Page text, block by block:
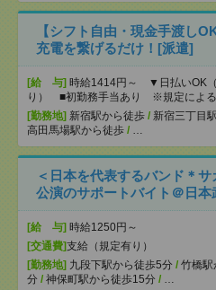
【シフト自由・現金手渡し
充電を繋げるだけ！[派遣]
[給 与] 時給1414円～ ▼日払いOK
り） ■初勤務手当あり ※規定による
[勤務地] 新宿駅から徒歩 / 新宿三丁目
高田馬場駅から徒歩 / …
＜日本を代表するバンド＊
公演のサポートバイト＠日
[給 与] 時給1250円～
[交通費]支給（規定有り）
[勤務地] 九段下駅から徒歩5分 / 竹橋駅
分 / 神保町駅から徒歩15分 / …